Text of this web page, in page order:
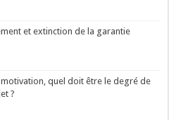
et extinction de la garantie
quel doit être le degré de
?